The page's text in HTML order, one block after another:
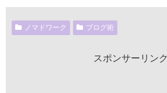
ノマドワーク ブログ術
スポンサーリンク